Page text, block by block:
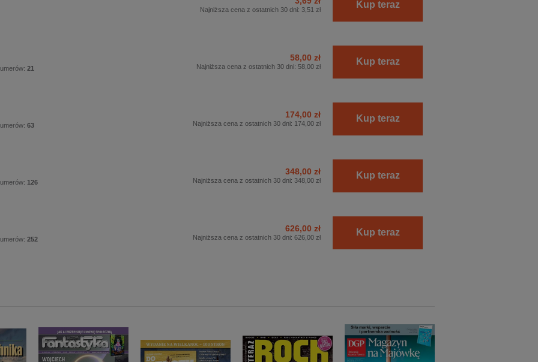
Najniższa cena z ostatnich 30 dni: 3,51 zł Kup teraz
21
58,00 zł
Najniższa cena z ostatnich 30 dni: 58,00 zł Kup teraz
63
174,00 zł
Najniższa cena z ostatnich 30 dni: 174,00 zł Kup teraz
126
348,00 zł
Najniższa cena z ostatnich 30 dni: 348,00 zł Kup teraz
252
626,00 zł
Najniższa cena z ostatnich 30 dni: 626,00 zł Kup teraz